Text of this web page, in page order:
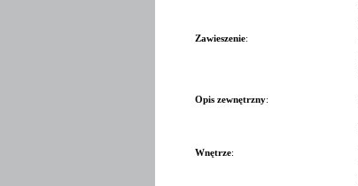
Zawieszenie:
Opis zewnętrzny:
Wnętrze: